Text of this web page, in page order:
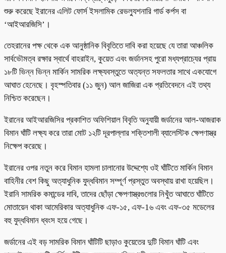
শুরু করেছে ইরানের এলিট ফোর্স ইসলামিক রেভল্যুশনারি গার্ড কর্পস বা
‘আইআরজিসি’।
তেহরানের পক্ষ থেকে এক আনুষ্ঠানিক বিবৃতিতে দাবি করা হয়েছে যে তারা আঞ্চলিক
সার্বভৌমত্ব রক্ষার স্বার্থে বাহরাইন, কুয়েত এবং জর্ডানসহ পুরো মধ্যপ্রাচ্যের প্রায়
১৮টি ভিন্ন ভিন্ন মার্কিন সামরিক লক্ষ্যবস্তুতে অত্যন্ত সফলতার সাথে একযোগে
আঘাত হেনেছে। বৃহস্পতিবার (১১ জুন) আল জাজিরা এক প্রতিবেদনে এই তথ্য
নিশ্চিত করেছেন।
ইরানের আইআরজিসির প্রকাশিত অফিশিয়াল বিবৃতি অনুযায়ী জর্ডানের আল-আজরাক
বিমান ঘাঁটি লক্ষ্য করে তারা মোট ১২টি দূরপাল্লার শক্তিশালী ব্যালেস্টিক ক্ষেপণাস্ত্র
নিক্ষেপ করেছে।
ইরানের ওপর নতুন করে বিমান হামলা চালানোর উদ্দেশ্যে ওই ঘাঁটিতে মার্কিন বিমান
বাহিনীর বেশ কিছু অত্যাধুনিক যুদ্ধবিমান সম্পূর্ণ প্রস্তুত অবস্থায় রাখা হয়েছিল।
ইরানি সামরিক কমান্ডের দাবি, তাদের ছোঁড়া ক্ষেপণাস্ত্রগুলোর নিখুঁত আঘাতে ঘাঁটিতে
মোতায়েন থাকা আমেরিকার অত্যাধুনিক এফ-১৫, এফ-1৬ এবং এফ-৩৫ মডেলের
বহু যুদ্ধবিমান ধ্বংস হয়ে গেছে।
জর্ডানের এই বড় সামরিক বিমান ঘাঁটিটি ছাড়াও কুয়েতের দুটি বিমান ঘাঁটি এবং